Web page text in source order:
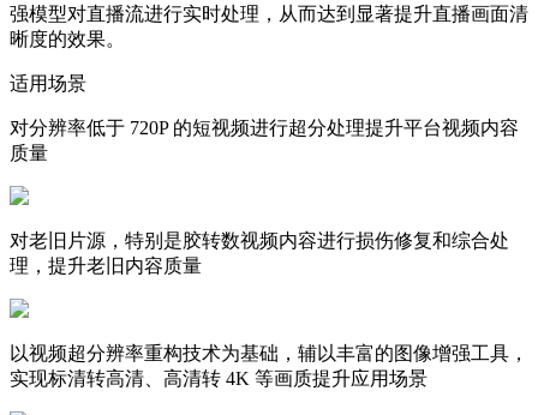
强模型对直播流进行实时处理，从而达到显著提升直播画面清
晰度的效果。
适用场景
对分辨率低于 720P 的短视频进行超分处理提升平台视频内容
质量
对老旧片源，特别是胶转数视频内容进行损伤修复和综合处
理，提升老旧内容质量
以视频超分辨率重构技术为基础，辅以丰富的图像增强工具，
实现标清转高清、高清转 4K 等画质提升应用场景